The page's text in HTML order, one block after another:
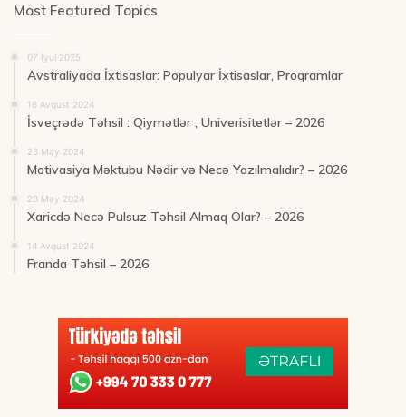
Most Featured Topics
07 İyul 2025
Avstraliyada İxtisaslar: Populyar İxtisaslar, Proqramlar
16 Avqust 2024
İsveçrədə Təhsil : Qiymətlər , Univerisitetlər – 2026
23 May 2024
Motivasiya Məktubu Nədir və Necə Yazılmalıdır? – 2026
23 May 2024
Xaricdə Necə Pulsuz Təhsil Almaq Olar? – 2026
14 Avqust 2024
Franda Təhsil – 2026